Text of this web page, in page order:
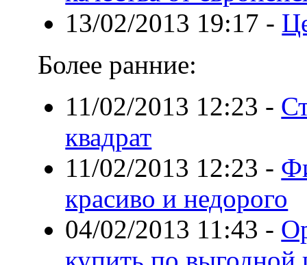
13/02/2013 19:17 -
Более ранние:
11/02/2013 12:23 -
квадрат
11/02/2013 12:23 -
красиво и недорого
04/02/2013 11:43 -